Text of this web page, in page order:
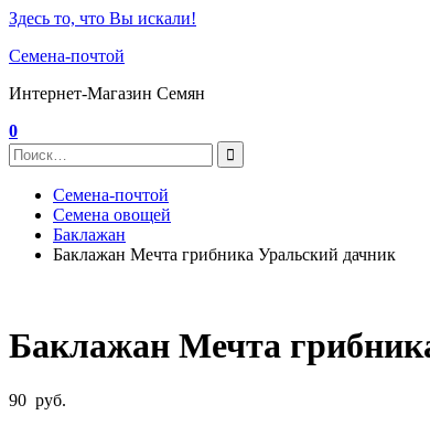
Здесь то, что Вы искали!
Семена-почтой
Интернет-Магазин Семян
0
Семена-почтой
Семена овощей
Баклажан
Баклажан Мечта грибника Уральский дачник
Баклажан Мечта
90 руб.